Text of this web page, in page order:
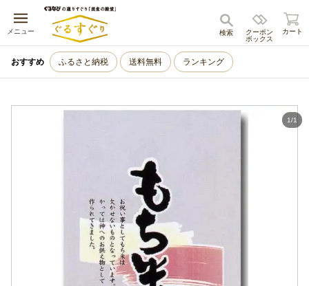
メニュー
キャンセル
クーポン
ボックス
検索 カート
おすすめ ふるさと納税 送料無料 ランキング
1/1